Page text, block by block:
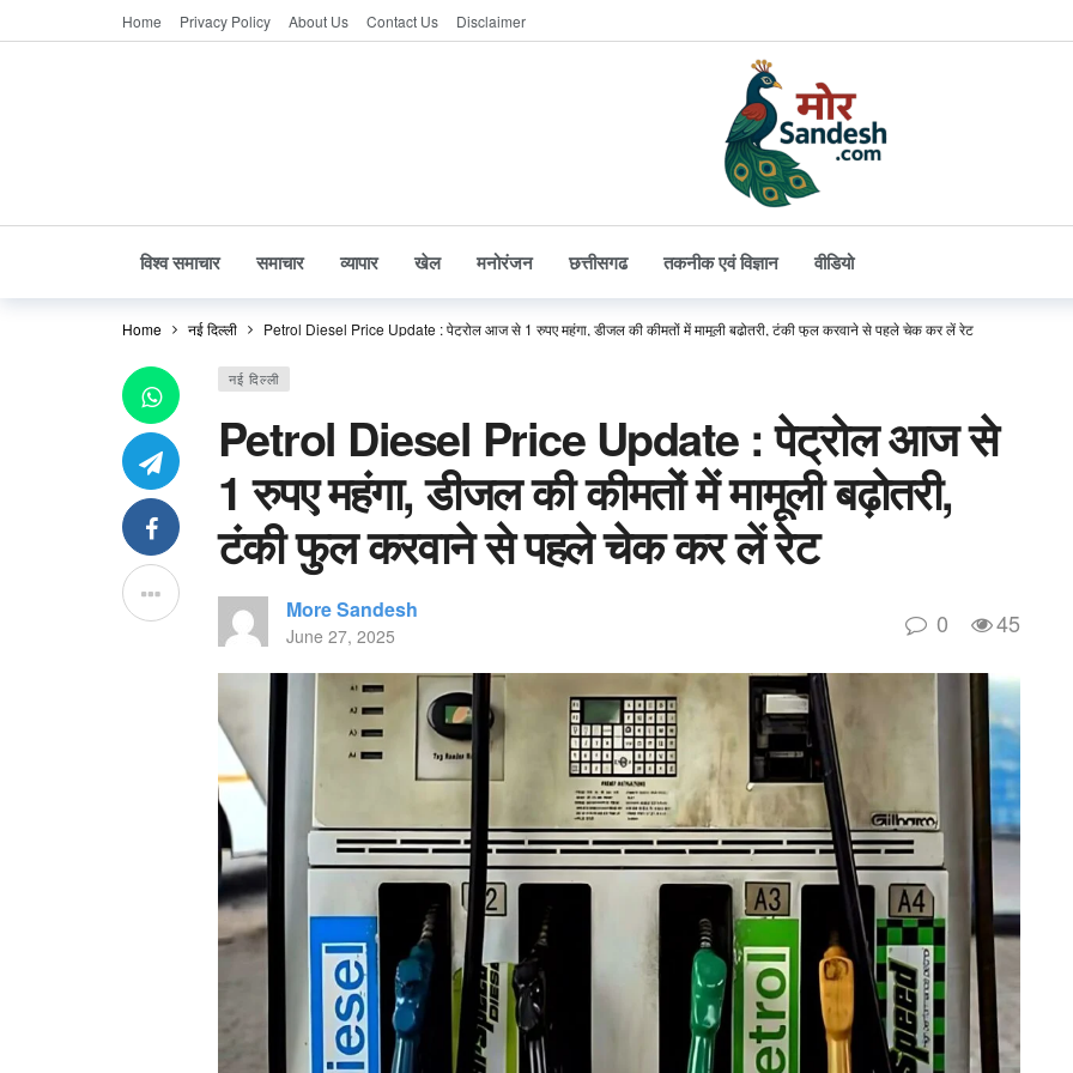
Home Privacy Policy About Us Contact Us Disclaimer
विश्व समाचार समाचार व्यापार खेल मनोरंजन छत्तीसगढ तकनीक एवं विज्ञान वीडियो
Home नई दिल्ली Petrol Diesel Price Update : पेट्रोल आज से 1 रुपए महंगा, डीजल की कीमतों में मामूली बढ़ोतरी, टंकी फुल करवाने से पहले चेक कर लें रेट
नई दिल्ली
Petrol Diesel Price Update : पेट्रोल आज से
1 रुपए महंगा, डीजल की कीमतों में मामूली बढ़ोतरी,
टंकी फुल करवाने से पहले चेक कर लें रेट
More Sandesh
June 27, 2025 0 45